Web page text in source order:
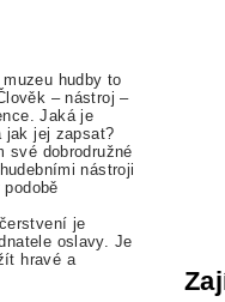
hudby to
– nástroj –
Jaká je
jak jej zapsat?
své dobrodružné
nástroji
je
oslavy. Je
hravé a